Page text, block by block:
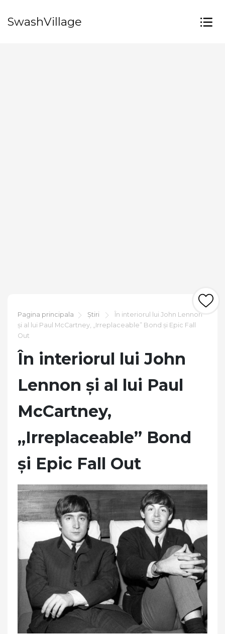
SwashVillage
Pagina principala Știri
În interiorul lui John Lennon
și al lui Paul McCartney, „Irreplaceable” Bond și Epic Fall
Out
În interiorul lui John
Lennon și al lui Paul
McCartney,
„Irreplaceable” Bond
și Epic Fall Out